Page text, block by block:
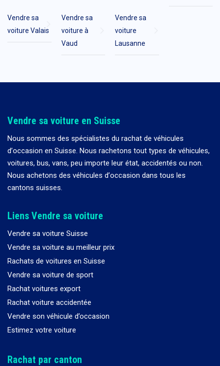
Vendre sa
voiture Valais
Vendre sa
voiture à
Vaud
Vendre sa
voiture
Lausanne
Vendre sa voiture en Suisse
Nous sommes des spécialistes du rachat de véhicules
d’occasion en Suisse. Nous rachetons tout types de véhicules,
voitures, bus, vans, peu importe leur état, accidentés ou non.
Nous achetons des véhicules d’occasion dans tous les
cantons suisses.
Liens Vendre sa voiture
Vendre sa voiture Suisse
Vendre sa voiture au meilleur prix
Rachats de voitures en Suisse
Vendre sa voiture de sport
Rachat voitures export
Rachat voiture accidentée
Vendre son véhicule d’occasion
Estimez votre voiture
Rachat par canton